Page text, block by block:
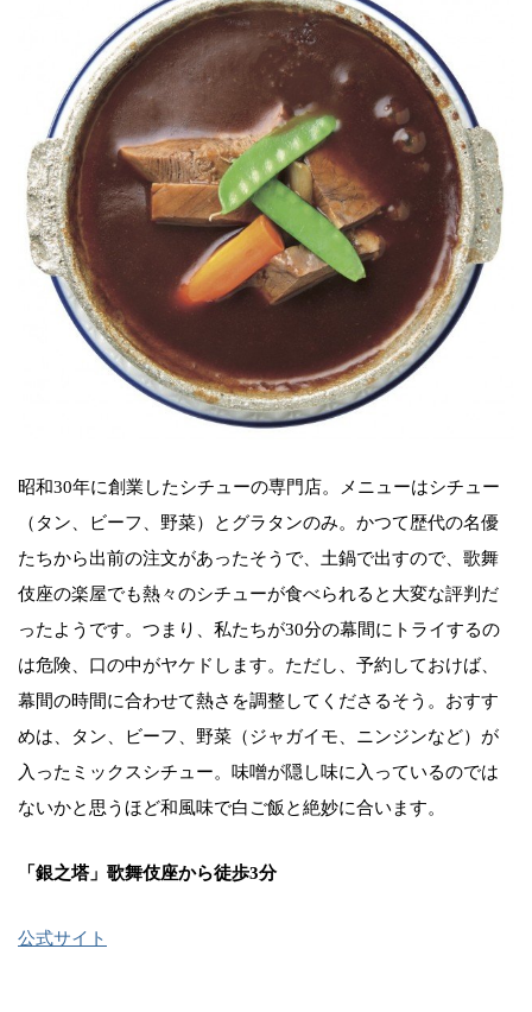
昭和30年に創業したシチューの専門店。メニューはシチュー
（タン、ビーフ、野菜）とグラタンのみ。かつて歴代の名優
たちから出前の注文があったそうで、土鍋で出すので、歌舞
伎座の楽屋でも熱々のシチューが食べられると大変な評判だ
ったようです。つまり、私たちが30分の幕間にトライするの
は危険、口の中がヤケドします。ただし、予約しておけば、
幕間の時間に合わせて熱さを調整してくださるそう。おすす
めは、タン、ビーフ、野菜（ジャガイモ、ニンジンなど）が
入ったミックスシチュー。味噌が隠し味に入っているのでは
ないかと思うほど和風味で白ご飯と絶妙に合います。
「銀之塔」歌舞伎座から徒歩3分
公式サイト